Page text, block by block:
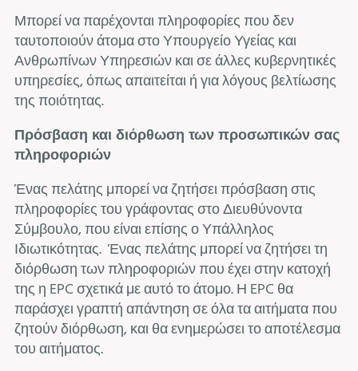
Μπορεί να παρέχονται πληροφορίες που δεν
ταυτοποιούν άτομα στο Υπουργείο Υγείας και
Ανθρωπίνων Υπηρεσιών και σε άλλες κυβερνητικές
υπηρεσίες, όπως απαιτείται ή για λόγους βελτίωσης
της ποιότητας.
Πρόσβαση και διόρθωση των προσωπικών σας
πληροφοριών
Ένας πελάτης μπορεί να ζητήσει πρόσβαση στις
πληροφορίες του γράφοντας στο Διευθύνοντα
Σύμβουλο, που είναι επίσης ο Υπάλληλος
Ιδιωτικότητας. Ένας πελάτης μπορεί να ζητήσει τη
διόρθωση των πληροφοριών που έχει στην κατοχή
της η EPC σχετικά με αυτό το άτομο. Η EPC θα
παράσχει γραπτή απάντηση σε όλα τα αιτήματα που
ζητούν διόρθωση, και θα ενημερώσει το αποτέλεσμα
του αιτήματος.